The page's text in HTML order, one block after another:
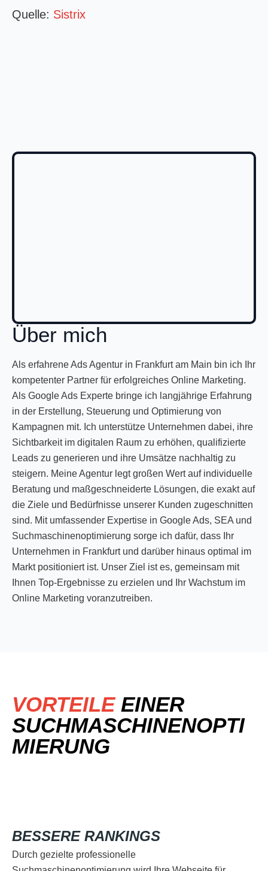
Quelle: Sistrix
Über mich
Als erfahrene Ads Agentur in Frankfurt am Main bin ich Ihr
kompetenter Partner für erfolgreiches Online Marketing.
Als Google Ads Experte bringe ich langjährige Erfahrung
in der Erstellung, Steuerung und Optimierung von
Kampagnen mit. Ich unterstütze Unternehmen dabei, ihre
Sichtbarkeit im digitalen Raum zu erhöhen, qualifizierte
Leads zu generieren und ihre Umsätze nachhaltig zu
steigern. Meine Agentur legt großen Wert auf individuelle
Beratung und maßgeschneiderte Lösungen, die exakt auf
die Ziele und Bedürfnisse unserer Kunden zugeschnitten
sind. Mit umfassender Expertise in Google Ads, SEA und
Suchmaschinenoptimierung sorge ich dafür, dass Ihr
Unternehmen in Frankfurt und darüber hinaus optimal im
Markt positioniert ist. Unser Ziel ist es, gemeinsam mit
Ihnen Top-Ergebnisse zu erzielen und Ihr Wachstum im
Online Marketing voranzutreiben.
VORTEILE EINER
SUCHMASCHINENOPTI
MIERUNG
BESSERE RANKINGS
Durch gezielte professionelle